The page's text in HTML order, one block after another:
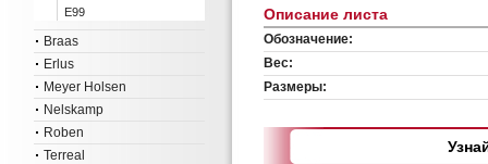
E99
Braas
Erlus
Meyer Holsen
Nelskamp
Roben
Terreal
Описание листа
Обозначение:
Вес:
Размеры: